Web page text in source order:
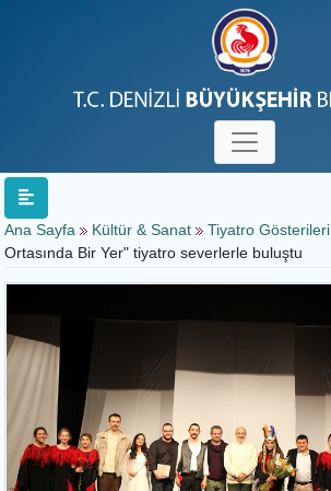
Ana Sayfa Kültür & Sanat Tiyatro Gösterileri
Ortasında Bir Yer" tiyatro severlerle buluştu